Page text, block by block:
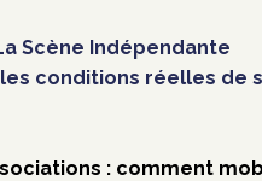
Scène Indépendante
conditions réelles de
: comment